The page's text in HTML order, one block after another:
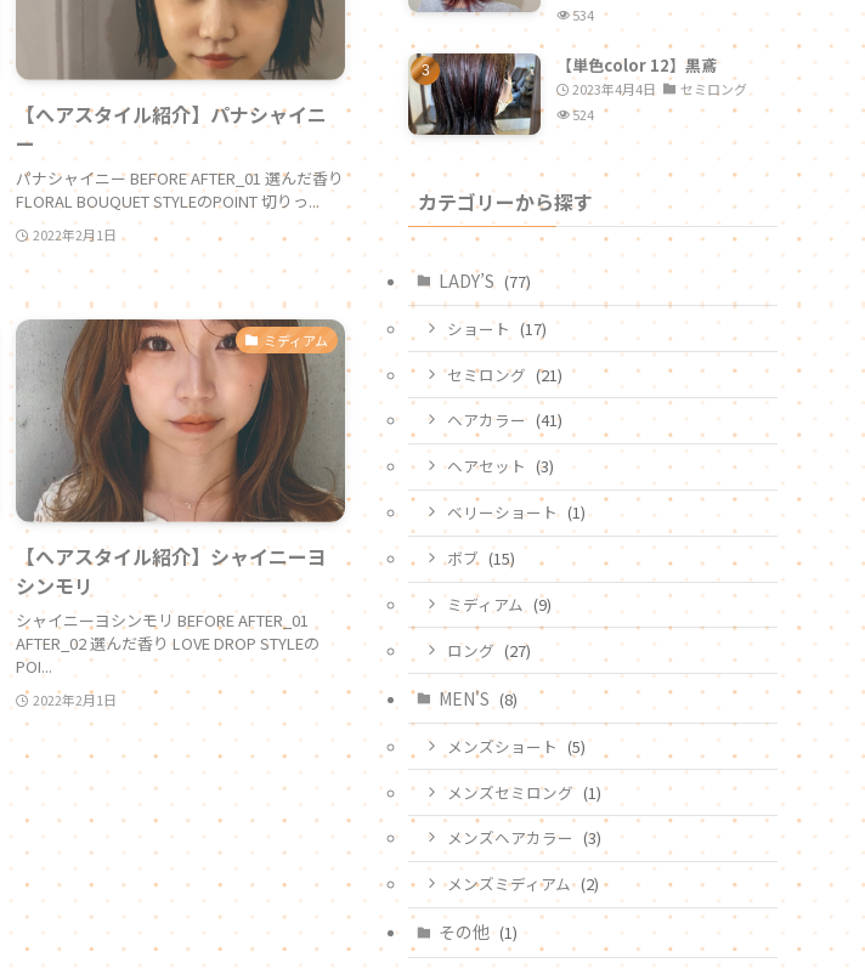
【へアスタイル紹介】パナシャイニ
ー
パナシャイニー BEFORE AFTER_01 選んだ香り
FLORAL BOUQUET STYLEのPOINT 切りっ...
2022年2月1日
ミディアム
【へアスタイル紹介】シャイニーヨ
シンモリ
シャイニーヨシンモリ BEFORE AFTER_01
AFTER_02 選んだ香り LOVE DROP STYLEの
POI...
2022年2月1日
534
【単色color 12】黒鳶
2023年4月4日
セミロング
524
カテゴリーから探す
LADY’S (77)
ショート (17)
セミロング (21)
ヘアカラー (41)
ヘアセット (3)
ベリーショート (1)
ボブ (15)
ミディアム (9)
ロング (27)
MEN'S (8)
メンズショート (5)
メンズセミロング (1)
メンズヘアカラー (3)
メンズミディアム (2)
その他 (1)